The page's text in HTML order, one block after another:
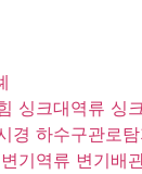
싱크대역류 싱
경 하수구관로탐
기역류 변기배